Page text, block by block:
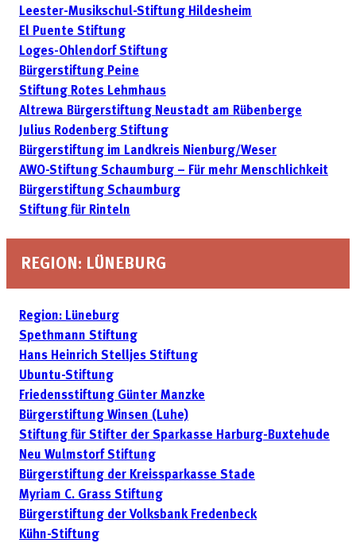
Leester-Musikschul-Stiftung Hildesheim
El Puente Stiftung
Loges-Ohlendorf Stiftung
Bürgerstiftung Peine
Stiftung Rotes Lehmhaus
Altrewa Bürgerstiftung Neustadt am Rübenberge
Julius Rodenberg Stiftung
Bürgerstiftung im Landkreis Nienburg/Weser
AWO-Stiftung Schaumburg – Für mehr Menschlichkeit
Bürgerstiftung Schaumburg
Stiftung für Rinteln
REGION: LÜNEBURG
Region: Lüneburg
Spethmann Stiftung
Hans Heinrich Stelljes Stiftung
Ubuntu-Stiftung
Friedensstiftung Günter Manzke
Bürgerstiftung Winsen (Luhe)
Stiftung für Stifter der Sparkasse Harburg-Buxtehude
Neu Wulmstorf Stiftung
Bürgerstiftung der Kreissparkasse Stade
Myriam C. Grass Stiftung
Bürgerstiftung der Volksbank Fredenbeck
Kühn-Stiftung